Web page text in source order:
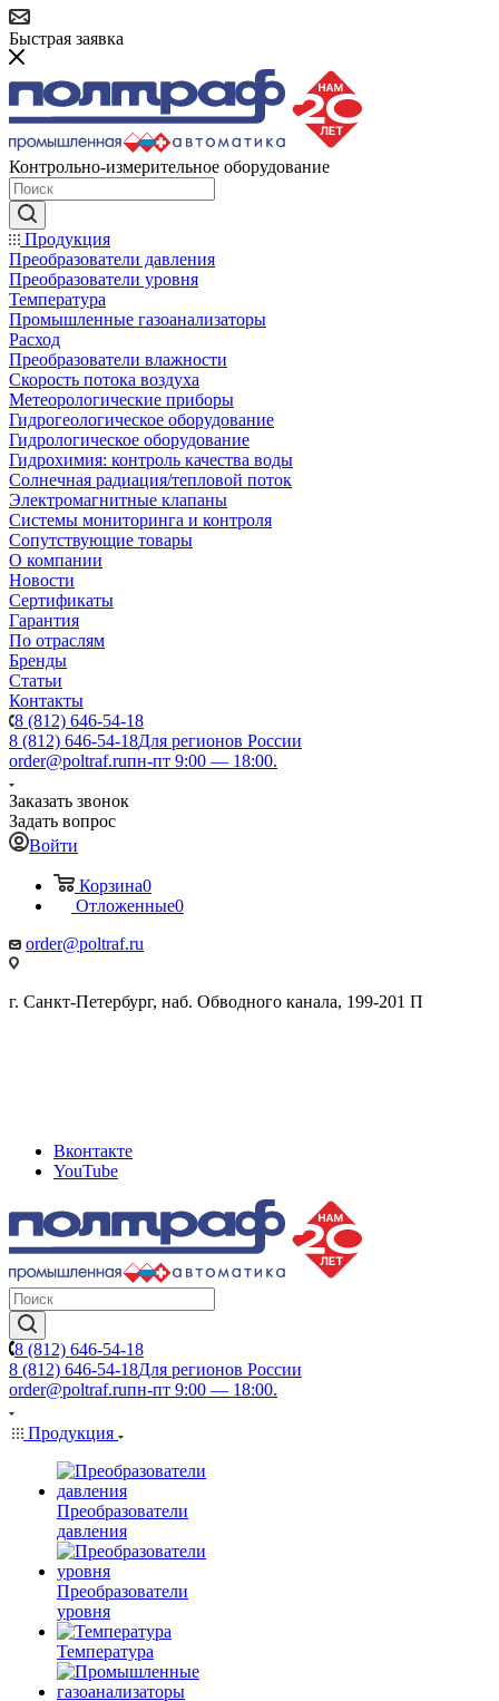
Быстрая заявка
Контрольно-измерительное оборудование
Продукция
Преобразователи давления
Преобразователи уровня
Температура
Промышленные газоанализаторы
Расход
Преобразователи влажности
Скорость потока воздуха
Метеорологические приборы
Гидрогеологическое оборудование
Гидрологическое оборудование
Гидрохимия: контроль качества воды
Солнечная радиация/тепловой поток
Электромагнитные клапаны
Системы мониторинга и контроля
Сопутствующие товары
О компании
Новости
Сертификаты
Гарантия
По отраслям
Бренды
Статьи
Контакты
8 (812) 646-54-18
8 (812) 646-54-18Для регионов России
order@poltraf.ruпн-пт 9:00 — 18:00.
Заказать звонок
Задать вопрос
Войти
Корзина0
Отложенные0
order@poltraf.ru
г. Санкт-Петербург, наб. Обводного канала, 199-201 П
Вконтакте
YouTube
8 (812) 646-54-18
8 (812) 646-54-18Для регионов России
order@poltraf.ruпн-пт 9:00 — 18:00.
Продукция
Преобразователи
давления
Преобразователи
уровня
Температура